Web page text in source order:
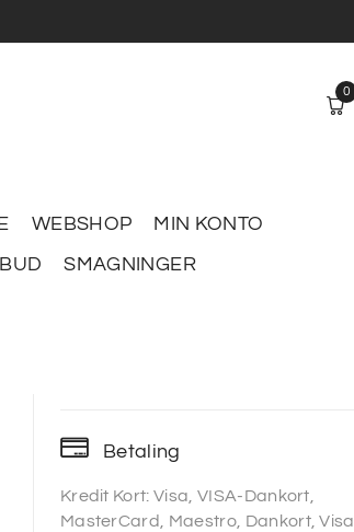
WEBSHOP
MIN KONTO
SMAGNINGER
0
Betaling
Kredit Kort: Visa, VISA-Dankort,
MasterCard, Maestro, Dankort, Visa